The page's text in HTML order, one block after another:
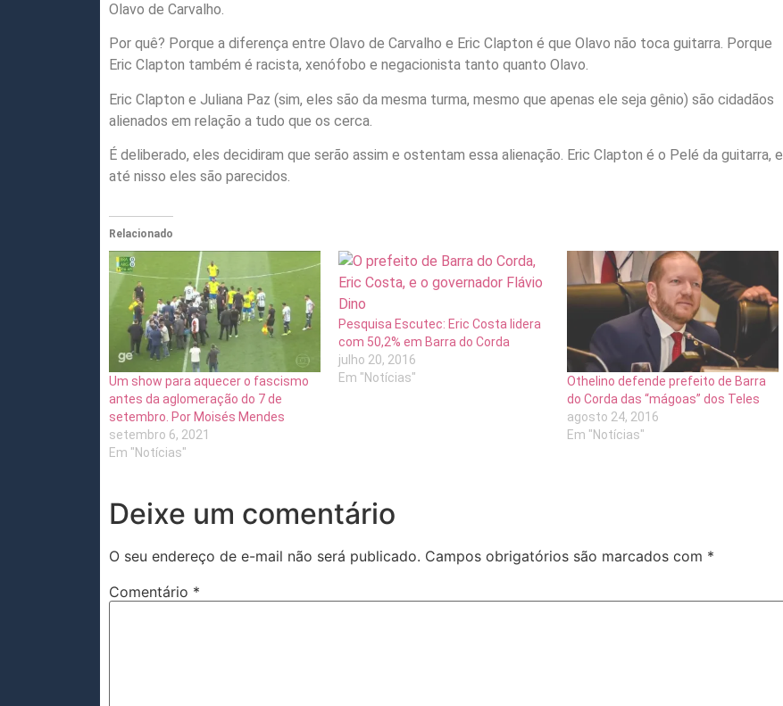
Olavo de Carvalho.
Por quê? Porque a diferença entre Olavo de Carvalho e Eric Clapton é que Olavo não toca guitarra. Porque
Eric Clapton também é racista, xenófobo e negacionista tanto quanto Olavo.
Eric Clapton e Juliana Paz (sim, eles são da mesma turma, mesmo que apenas ele seja gênio) são cidadãos
alienados em relação a tudo que os cerca.
É deliberado, eles decidiram que serão assim e ostentam essa alienação. Eric Clapton é o Pelé da guitarra, e
até nisso eles são parecidos.
Relacionado
Um show para aquecer o fascismo
antes da aglomeração do 7 de
setembro. Por Moisés Mendes
setembro 6, 2021
Em "Notícias"
Pesquisa Escutec: Eric Costa lidera
com 50,2% em Barra do Corda
julho 20, 2016
Em "Notícias"
Othelino defende prefeito de Barra
do Corda das “mágoas” dos Teles
agosto 24, 2016
Em "Notícias"
Deixe um comentário
O seu endereço de e-mail não será publicado. Campos obrigatórios são marcados com *
Comentário *